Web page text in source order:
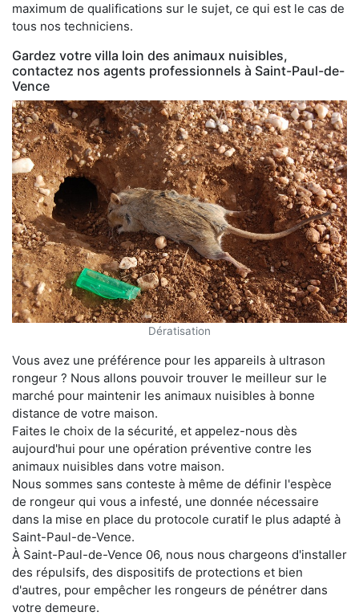
maximum de qualifications sur le sujet, ce qui est le cas de
tous nos techniciens.
Gardez votre villa loin des animaux nuisibles,
contactez nos agents professionnels à Saint-Paul-de-
Vence
Dératisation
Vous avez une préférence pour les appareils à ultrason
rongeur ? Nous allons pouvoir trouver le meilleur sur le
marché pour maintenir les animaux nuisibles à bonne
distance de votre maison.
Faites le choix de la sécurité, et appelez-nous dès
aujourd'hui pour une opération préventive contre les
animaux nuisibles dans votre maison.
Nous sommes sans conteste à même de définir l'espèce
de rongeur qui vous a infesté, une donnée nécessaire
dans la mise en place du protocole curatif le plus adapté à
Saint-Paul-de-Vence.
À Saint-Paul-de-Vence 06, nous nous chargeons d'installer
des répulsifs, des dispositifs de protections et bien
d'autres, pour empêcher les rongeurs de pénétrer dans
votre demeure.